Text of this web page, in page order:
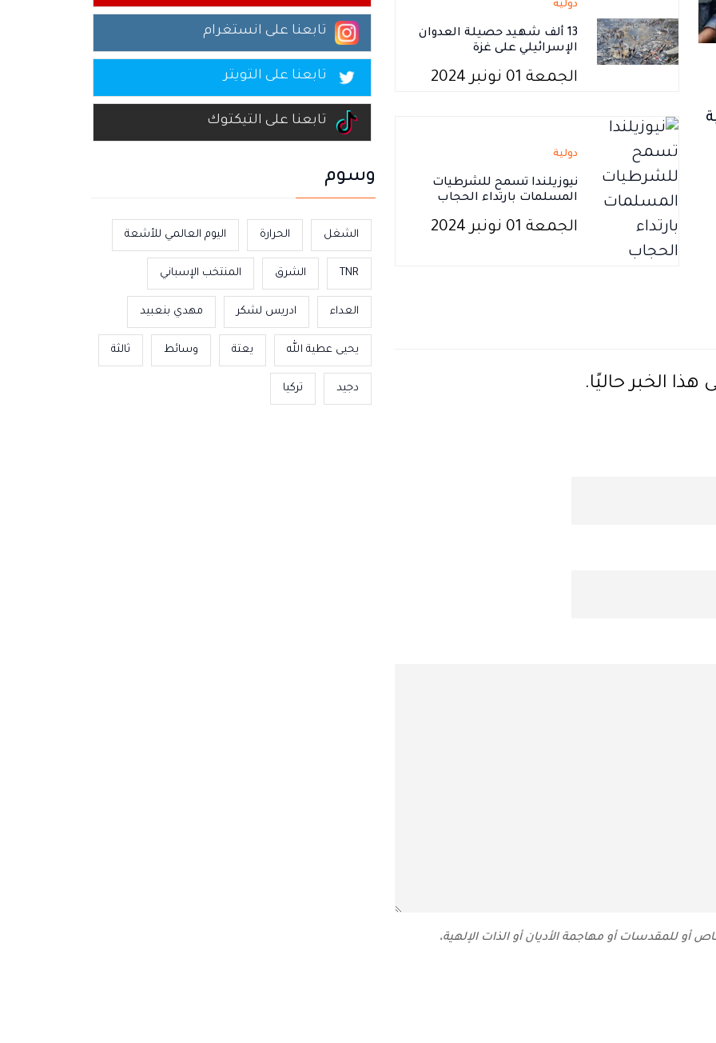
دولية
13 ألف شهيد حصيلة العدوان
الإسرائيلي على غزة
الجمعة 01 نونبر 2024
دولية
نيوزيلندا تسمح للشرطيات
المسلمات بارتداء الحجاب
الجمعة 01 نونبر 2024
الخبر حاليًا.
للمقدسات أو مهاجمة الأديان أو الذات الإلهية،
تابعنا على انستغرام
تابعنا على التويتر
تابعنا على التيكتوك
وسوم
الشغل الحرارة اليوم العالمي للأشعة
TNR الشرق المنتخب الإسباني
العداء ادريس لشكر مهدي بنعبيد
يحيى عطية الله يعتة وسائط ثالثة
دجيد تركيا